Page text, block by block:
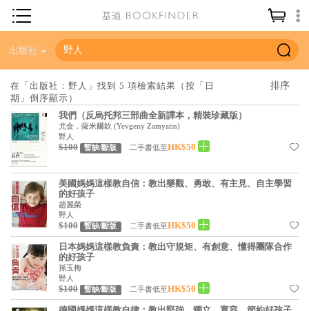
神學／教義
聖經
信仰入門
教會歷史
靈修／禱告
信徒生活
教會事工
分齡牧養
社會／倫理
哲學／宗教比較
出版社
在「出版社：野人」找到 5 項檢索結果（按「日
期」倒序顯示）
我們（反烏托邦三部曲全新譯本，精裝珍藏版）
尤金．薩米爾欽 (Yevgeny Zamyatin)
野人
$100 暫缺/斷版 二手書低至HK$50
美國媽媽這樣教自信：教出樂觀、勇敢、有主見、自主學習
的好孩子
趙麗榮
野人
$100 暫缺/斷版 二手書低至HK$50
日本媽媽這樣教負責：教出守規矩、有創意、懂得團隊合作
的好孩子
孫玉梅
野人
$100 暫缺/斷版 二手書低至HK$50